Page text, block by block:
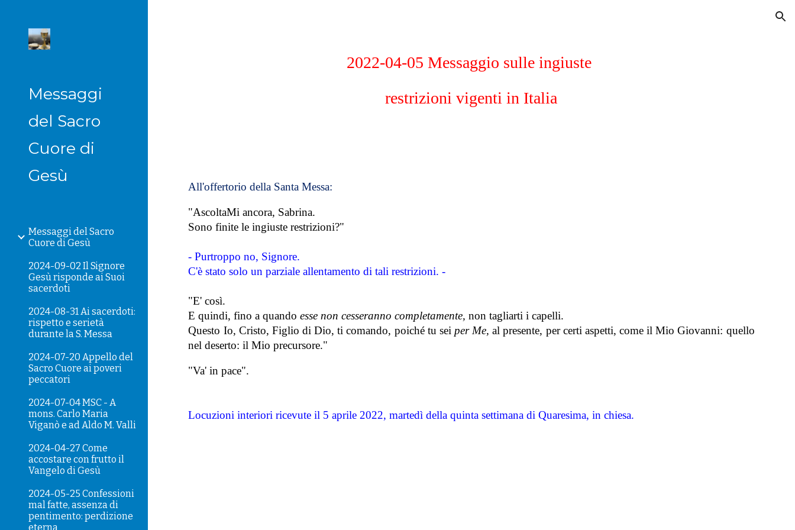
Messaggi
del Sacro
Cuore di
Gesù
Messaggi del Sacro
Cuore di Gesù
2024-09-02 Il Signore
Gesù risponde ai Suoi
sacerdoti
2024-08-31 Ai sacerdoti:
rispetto e serietà
durante la S. Messa
2024-07-20 Appello del
Sacro Cuore ai poveri
peccatori
2024-07-04 MSC - A
mons. Carlo Maria
Viganò e ad Aldo M. Valli
2024-04-27 Come
accostare con frutto il
Vangelo di Gesù
2024-05-25 Confessioni
mal fatte, assenza di
pentimento: perdizione
eterna
2022-04-05 Messaggio sulle ingiuste
restrizioni vigenti in Italia
All'offertorio della Santa Messa:
"AscoltaMi ancora, Sabrina.
Sono finite le ingiuste restrizioni?"
- Purtroppo no, Signore.
C'è stato solo un parziale allentamento di tali restrizioni. -
"E' così.
E quindi, fino a quandoesse non cesseranno completamente, non tagliarti i capelli.
Questo Io, Cristo, Figlio di Dio, ti comando, poiché tu sei per Me, al presente, per certi aspetti, come il Mio Giovanni: quello
nel deserto: il Mio precursore."
"Va' in pace".
Locuzioni interiori ricevute il 5 aprile 2022, martedì della quinta settimana di Quaresima, in chiesa.